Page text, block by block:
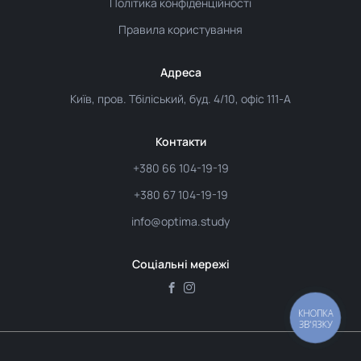
Політика конфіденційності
Правила користування
Адреса
Київ, пров. Тбіліський, буд. 4/10, офіс 111-А
Контакти
+380 66 104-19-19
+380 67 104-19-19
info@optima.study
Соціальні мережі
КНОПКА
ЗВ'ЯЗКУ